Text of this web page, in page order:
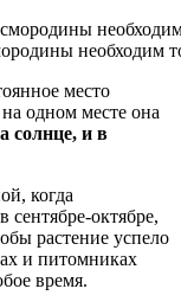
необходим
место
одном месте она
солнце, и в
когда
сентябре-октябре,
растение успело
и питомниках
время.